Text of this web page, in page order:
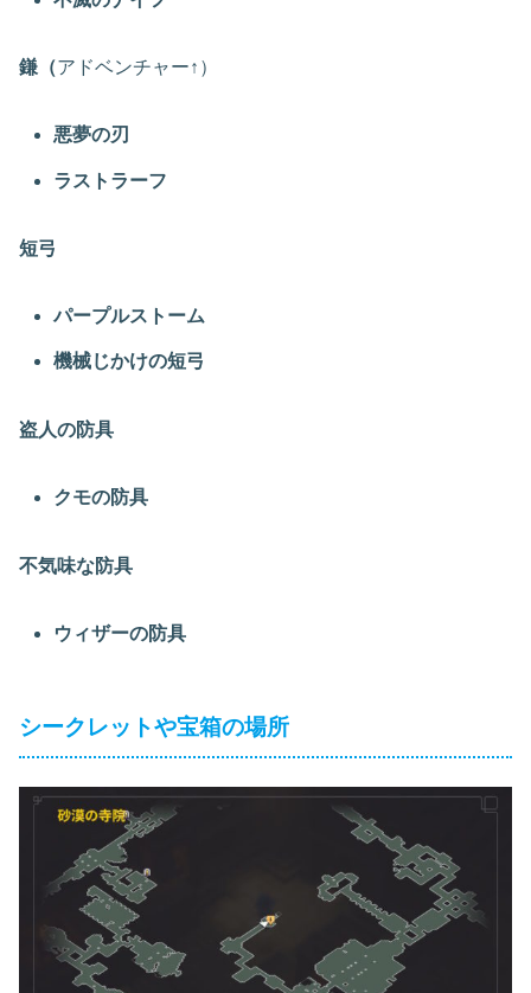
鎌（アドベンチャー↑）
悪夢の刃
ラストラーフ
短弓
パープルストーム
機械じかけの短弓
盗人の防具
クモの防具
不気味な防具
ウィザーの防具
シークレットや宝箱の場所